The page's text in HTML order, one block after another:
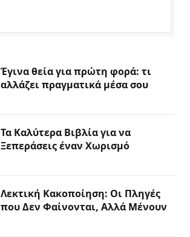
Έγινα θεία για πρώτη φορά: τι
αλλάζει πραγματικά μέσα σου
Τα Καλύτερα Βιβλία για να
Ξεπεράσεις έναν Χωρισμό
Λεκτική Κακοποίηση: Οι Πληγές
που Δεν Φαίνονται, Αλλά Μένουν